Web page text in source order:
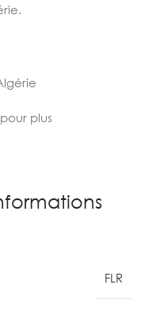
pour plus
FLR